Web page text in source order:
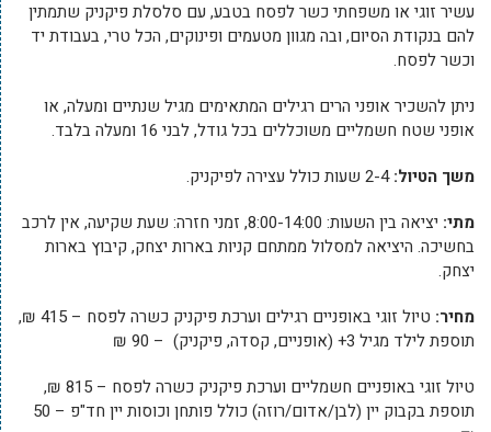
עשיר זוגי או משפחתי כשר לפסח בטבע, עם סלסלת פיקניק שתמתין
להם בנקודת הסיום, ובה מגוון מטעמים ופינוקים, הכל טרי, בעבודת יד
וכשר לפסח.
ניתן להשכיר אופני הרים רגילים המתאימים מגיל שנתיים ומעלה, או
אופני שטח חשמליים משוכללים בכל גודל, לבני 16 ומעלה בלבד.
משך הטיול:2-4 שעות כולל עצירה לפיקניק.
מתי:
יציאה בין השעות: 8:00-14:00, זמני חזרה: שעת שקיעה, אין לרכב
בחשיכה. היציאה למסלול ממתחם קניות בארות יצחק, קיבוץ בארות
יצחק.
מחיר:
טיול זוגי באופניים רגילים וערכת פיקניק כשרה לפסח – 415 ₪,
תוספת לילד מגיל 3+ (אופניים, קסדה, פיקניק) – 90 ₪
טיול זוגי באופניים חשמליים וערכת פיקניק כשרה לפסח – 815 ₪,
תוספת בקבוק יין (לבן/אדום/רוזה) כולל פותחן וכוסות יין חד"פ – 50